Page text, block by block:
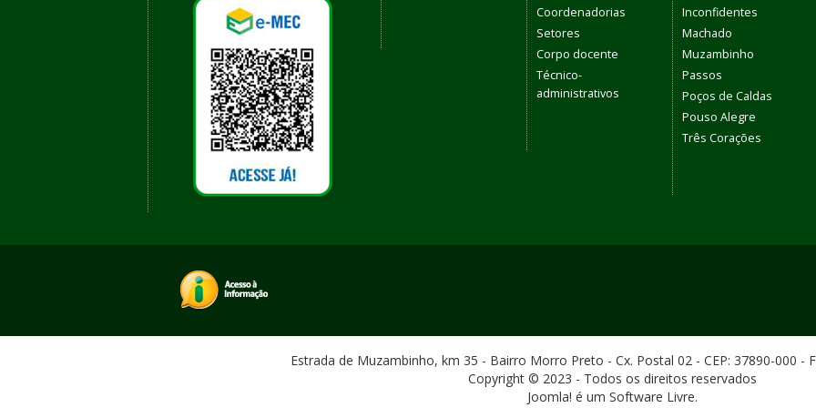
Coordenadorias
Setores
Corpo docente
Técnico-
administrativos
Inconfidentes
Machado
Muzambinho
Passos
Poços de Caldas
Pouso Alegre
Três Corações
Estrada de Muzambinho, km 35 - Bairro Morro Preto - Cx. Postal 02 - CEP: 37890-000 -
Copyright © 2023 - Todos os direitos reservados
Joomla! é um Software Livre.